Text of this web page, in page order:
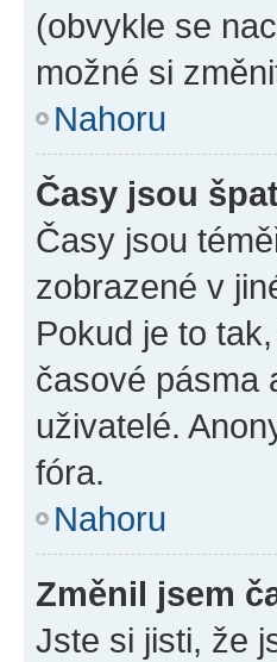
(obvykle se
možné si
Nahoru
Časy jsou
Časy jsou
zobrazené v
Pokud je to
časové pásma
uživatelé.
fóra.
Nahoru
Změnil jsem
Jste si jisti, že